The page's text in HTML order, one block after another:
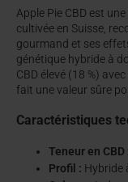
Apple Pie CBD est
cultivée en Suisse,
gourmand et ses
génétique hybride à
CBD élevé (18 %)
fait une valeur sûre
Caractéristiques
Teneur en CBD
Profil : Hybride